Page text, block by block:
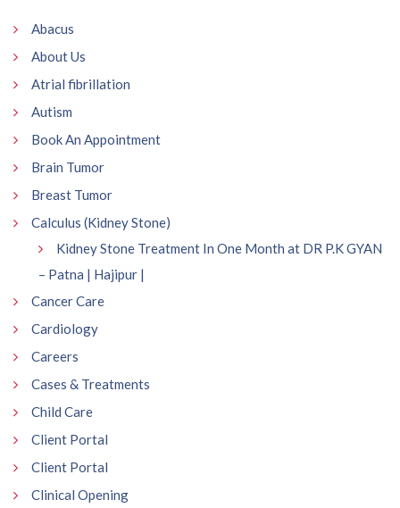
Abacus
About Us
Atrial fibrillation
Autism
Book An Appointment
Brain Tumor
Breast Tumor
Calculus (Kidney Stone)
Kidney Stone Treatment In One Month at DR P.K GYAN
– Patna | Hajipur |
Cancer Care
Cardiology
Careers
Cases & Treatments
Child Care
Client Portal
Client Portal
Clinical Opening